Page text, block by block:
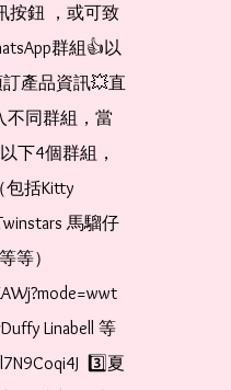
按鈕 ，或可致
群組👍以
產品資訊💥直
同群組，當
下4個群組，
包括Kitty
馬騮仔
等）
Linabell 等
3️⃣夏